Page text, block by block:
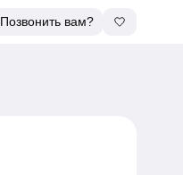
Позвонить вам?